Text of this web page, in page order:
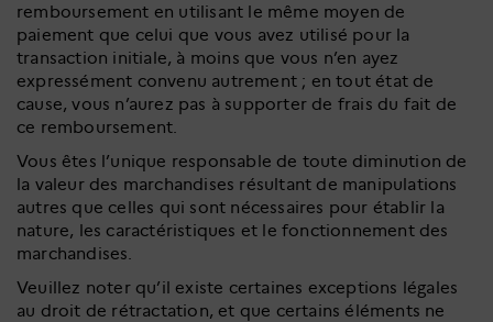
remboursement en utilisant le même moyen de
paiement que celui que vous avez utilisé pour la
transaction initiale, à moins que vous n’en ayez
expressément convenu autrement ; en tout état de
cause, vous n’aurez pas à supporter de frais du fait de
ce remboursement.
Vous êtes l’unique responsable de toute diminution de
la valeur des marchandises résultant de manipulations
autres que celles qui sont nécessaires pour établir la
nature, les caractéristiques et le fonctionnement des
marchandises.
Veuillez noter qu’il existe certaines exceptions légales
au droit de rétractation, et que certains éléments ne